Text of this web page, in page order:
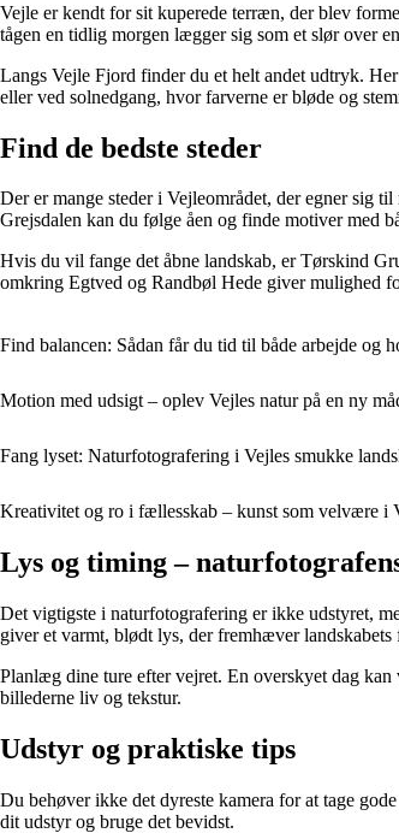
Vejle er kendt for sit kuperede terræn, der blev
tågen en tidlig morgen lægger sig som et slør over
Langs Vejle Fjord finder du et helt andet udtryk.
eller ved solnedgang, hvor farverne er bløde og
Find de bedste steder
Der er mange steder i Vejleområdet, der egner sig
Grejsdalen kan du følge åen og finde motiver med
Hvis du vil fange det åbne landskab, er Tørskind
omkring Egtved og Randbøl Hede giver mulighed
Find balancen: Sådan får du tid til både arbejde og
Motion med udsigt – oplev Vejles natur på en ny
Fang lyset: Naturfotografering i Vejles smukke
Kreativitet og ro i fællesskab – kunst som velvære i
Lys og timing –
Det vigtigste i naturfotografering er ikke udstyret,
giver et varmt, blødt lys, der fremhæver
Planlæg dine ture efter vejret. En overskyet dag
billederne liv og tekstur.
Udstyr og praktiske tips
Du behøver ikke det dyreste kamera for at tage
dit udstyr og bruge det bevidst.